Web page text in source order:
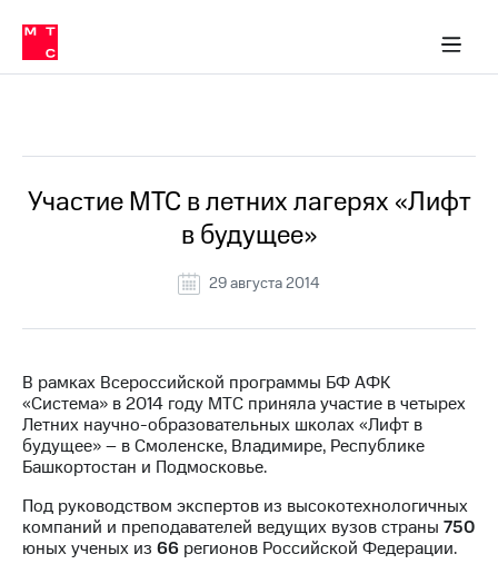
Медиа-центр
и акционерам
Устойчивое развитие
Комплаенс и деловая этика
компании
Карьера
История
Руководство
Контакты
Медиа-центр
Пресс-
МТС
о технологиях
в МТС
Пресс-
релизы
о технологиях
Участие МТС в летних лагерях «Лифт
в будущее»
29 августа 2014
В рамках Всероссийской программы БФ АФК
«Система» в 2014 году МТС приняла участие в четырех
Летних научно-образовательных школах «Лифт в
будущее» – в Смоленске, Владимире, Республике
Башкортостан и Подмосковье.
Под руководством экспертов из высокотехнологичных
компаний и преподавателей ведущих вузов страны 750
юных ученых из 66 регионов Российской Федерации.